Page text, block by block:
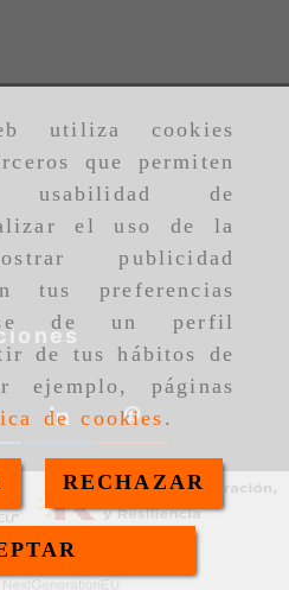
utiliza cookies
que permiten
de
el uso de la
publicidad
tus preferencias
de un perfil
de tus hábitos de
ejemplo, páginas
de cookies .
RECHAZAR